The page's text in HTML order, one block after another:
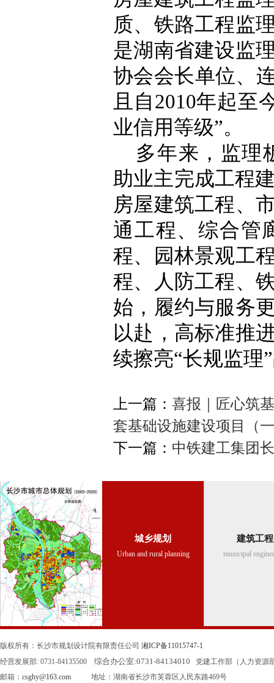
质、铁路工程监
是湖南省建设监
协会会长单位、
且自2010年起至
业信用等级”。
多年来，监理
助业主完成工程
房屋建筑工程、
通工程、综合管
程、园林景观工
程、人防工程、
始，履约与服务
以赴，高标准推
续擦亮“长规监理
上一篇： 喜报｜匠心筑
套基础设施建设项目（
下一篇： 中铁建工集团
城乡规划
Urban and rural planning
建筑工程
municipal
版权所有：长沙市规划设计院有限责任公司 湘ICP备11015747-1
经营发展部: 0731-84135500 综合办公室:0731-84134010
党建工作部（人力资源
邮箱： csghy@163.com 地址：湖南省长沙市芙蓉区人民东路469号